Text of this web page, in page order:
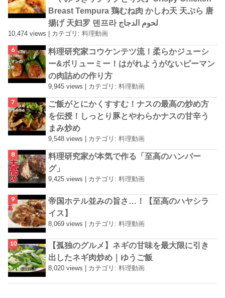
Breast Tempura 鶏むね肉 かしわ天 天ぷら 唐
揚げ 天妇罗 덴프라 لحوم الدجاج
10,474 views カテゴリ:料理動画
料理研究家コウケンテツ流！柔らかジューシ
ー&ボリューミー！はがれようがないピーマン
の肉詰めの作り方
9,945 views | カテゴリ:料理動画
ご飯がとにかくすすむ！ナスの最高の炒め方
を伝授！しっとり豚とやわらかナスの甘辛う
まみ炒め
9,548 views カテゴリ:料理動画
料理研究家が本気で作る「至高のハンバー
グ」
9,425 views カテゴリ:料理動画
帝国ホテル並みの旨さ…！【至高のハヤシラ
イス】
8,069 views | カテゴリ:料理動画
【孤独のグルメ】ネギの甘味を最大限に引き
出したネギ肉炒め｜ゆうご飯
8,020 views カテゴリ:料理動画